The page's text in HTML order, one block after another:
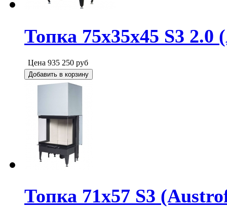
Топка 75х35x45 S3
Цена 935 250 руб
Добавить в корзину
Топка 71х57 S3